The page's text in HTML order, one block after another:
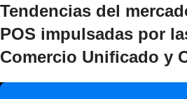
Tendencias del
POS impulsadas por
Comercio Unificado y